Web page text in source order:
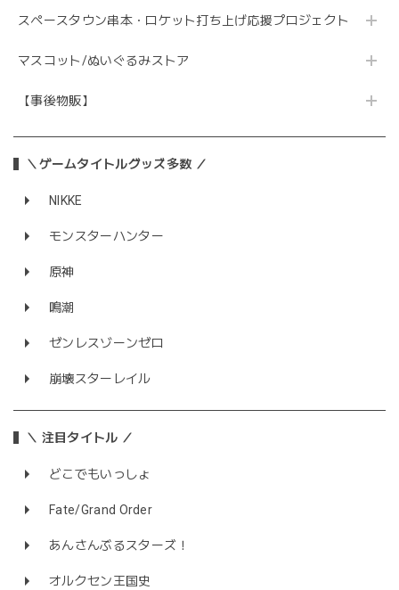
スペースタウン串本・ロケット打ち上げ応援プロジェクト
マスコット/ぬいぐるみストア
【事後物販】
＼ゲームタイトルグッズ多数 ／
NIKKE
モンスターハンター
原神
鳴潮
ゼンレスゾーンゼロ
崩壊スターレイル
＼ 注目タイトル ／
どこでもいっしょ
Fate/Grand Order
あんさんぶるスターズ！
オルクセン王国史